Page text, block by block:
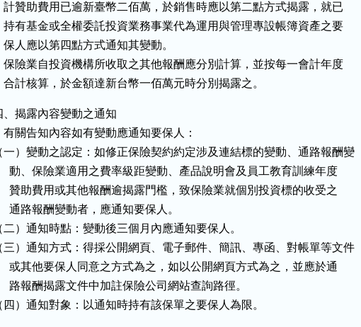
計贊助費用已逾新臺幣二佰萬，於銷售時應以第二點方式揭露，就已
持有基金或全權委託投資業務事業代為運用與管理專設帳簿資產之要
保人應以第四點方式通知其變動。
保險業自投資機構所收取之其他報酬應分別計算，並按每一會計年度
合計核算，於金額達新台幣一佰萬元時分別揭露之。
、揭露內容變動之通知
有關告知內容如有變動應通知要保人：
一）變動之認定：如修正保險契約約定涉及連結標的變動、通路報酬變
動、保險業適用之費率級距變動、產品說明會及員工教育訓練年度
贊助費用或其他報酬逾揭露門檻，致保險業就個別投資標的收受之
通路報酬變動者，應通知要保人。
二）通知時點：變動後三個月內應通知要保人。
三）通知方式：得採公開網頁、電子郵件、簡訊、專函、對帳單等文件
或其他要保人同意之方式為之，如以公開網頁方式為之，並應於通
路報酬揭露文件中加註保險公司網站查詢路徑。
四）通知對象：以通知時持有該保單之要保人為限。